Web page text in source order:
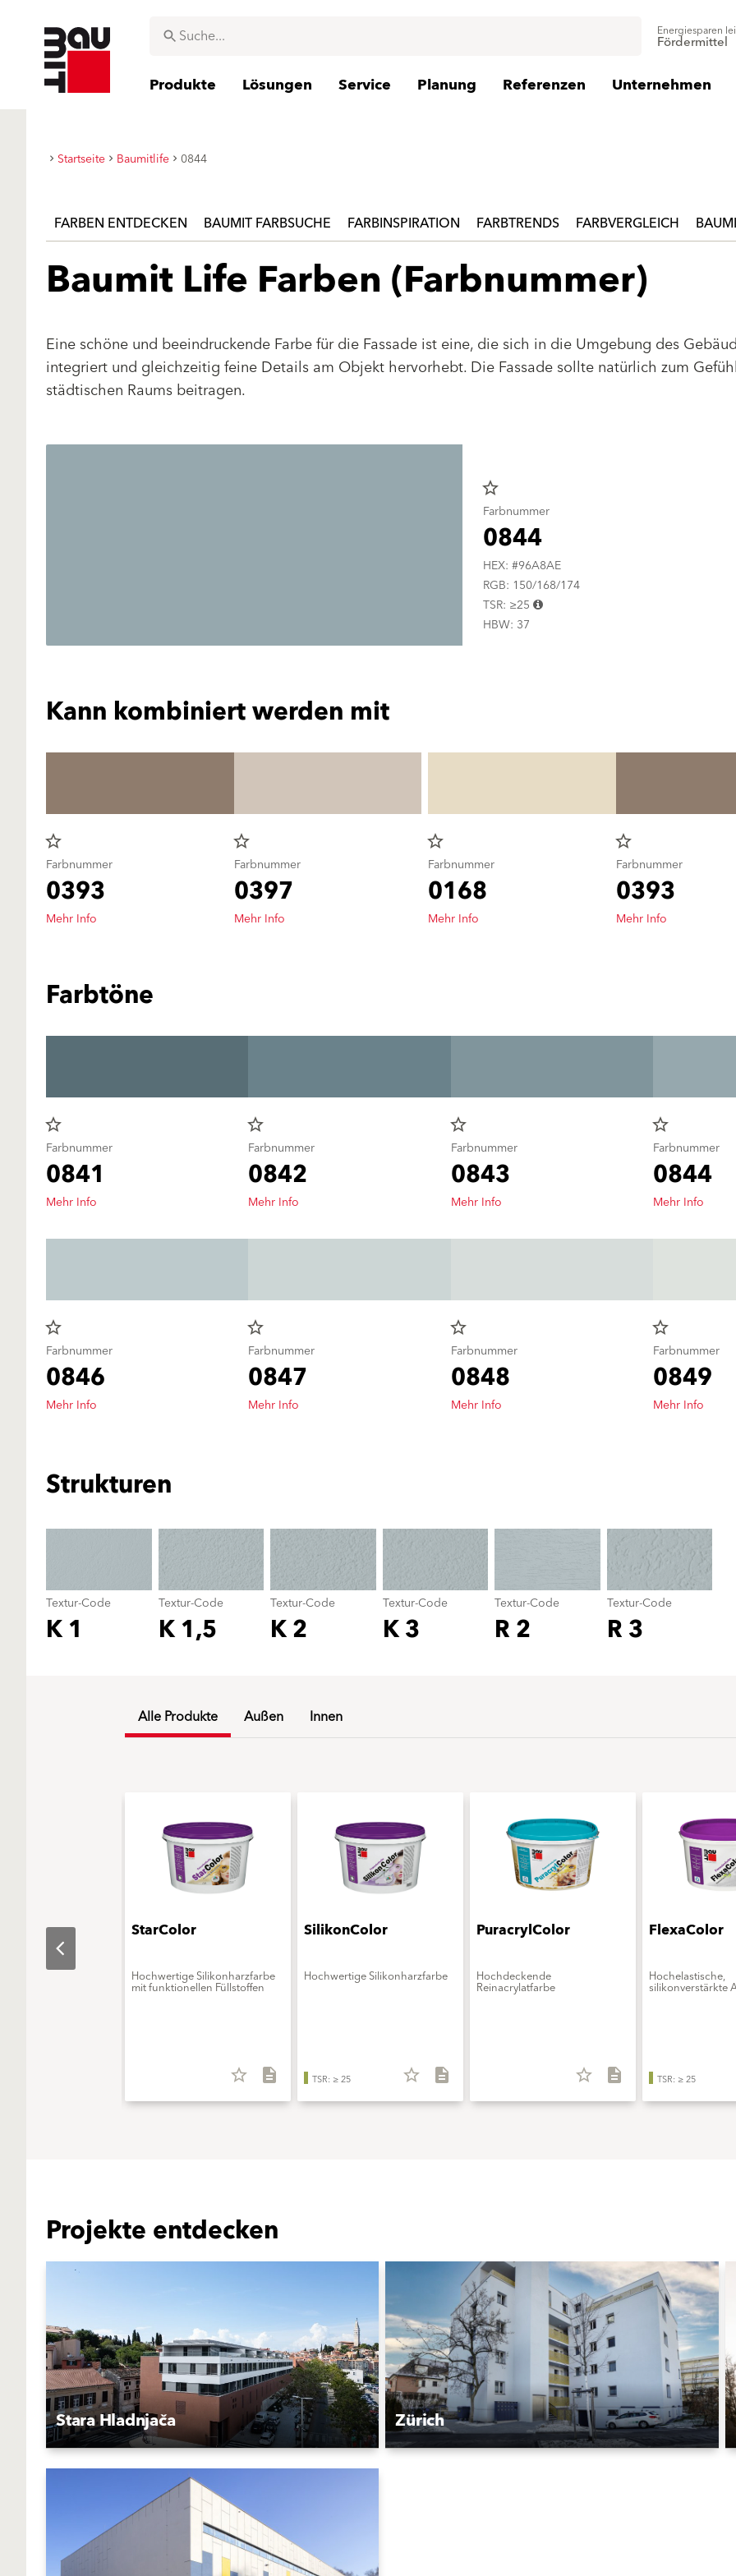
Energiesparen
Fördermittel
Produkte Lösungen Service Planung Referenzen Unternehmen
Startseite Baumitlife 0844
FARBEN ENTDECKEN BAUMIT FARBSUCHE FARBINSPIRATION FARBTRENDS FARBVERGLEICH
Baumit Life Farben (Farbnummer)
Eine schöne und beeindruckende Farbe für die Fassade ist eine, die sich in die Umgebung des
integriert und gleichzeitig feine Details am Objekt hervorhebt. Die Fassade sollte natürlich zum
städtischen Raums beitragen.
star_border
Farbnummer
0844
HEX: #96A8AE
RGB: 150/168/174
TSR: ≥25
HBW: 37
Kann kombiniert werden mit
star_border
Farbnummer
0393
Mehr Info
star_border
Farbnummer
0397
Mehr Info
star_border
Farbnummer
0168
Mehr Info
star_border
Farbnummer
0393
Mehr Info
Farbtöne
star_border
Farbnummer
0841
Mehr Info
star_border
Farbnummer
0842
Mehr Info
star_border
Farbnummer
0843
Mehr Info
star_border
Farbnummer
0844
Mehr Info
star_border
Farbnummer
0846
Mehr Info
star_border
Farbnummer
0847
Mehr Info
star_border
Farbnummer
0848
Mehr Info
star_border
Farbnummer
0849
Mehr Info
Strukturen
Textur-Code
K 1
Textur-Code
K 1,5
Textur-Code
K 2
Textur-Code
K 3
Textur-Code
R 2
Textur-Code
R 3
Alle Produkte Außen Innen
StarColor
Hochwertige Silikonharzfarbe
mit funktionellen Füllstoffen
star_border description
SilikonColor
Hochwertige Silikonharzfarbe
TSR: ≥ 25 star_border description
PuracrylColor
Hochdeckende
Reinacrylatfarbe
star_border description
FlexaColor
Hochelastische,
silikonverstärkte
TSR: ≥ 25
Projekte entdecken
Stara Hladnjača Zürich